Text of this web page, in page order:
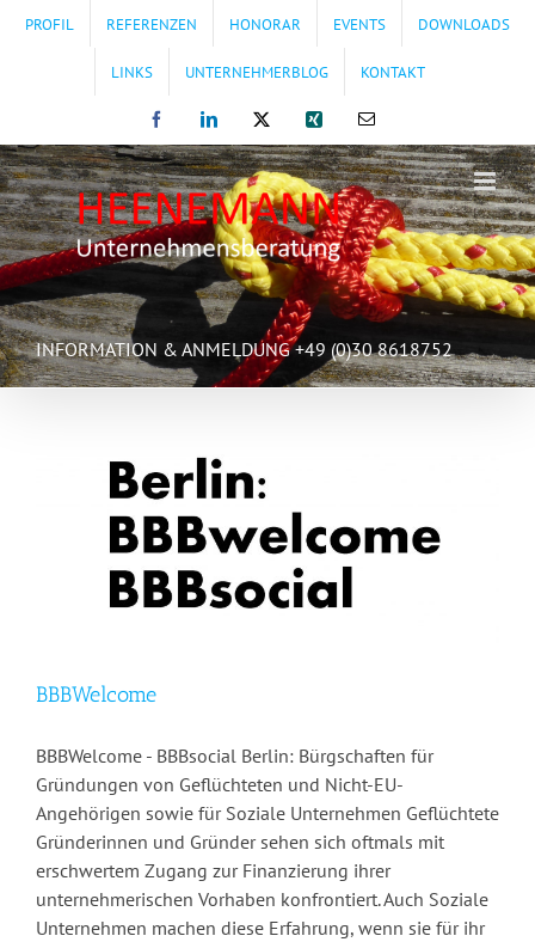
ZumPROFIL REFERENZEN HONORAR EVENTS DOWNLOADS
LINKS UNTERNEHMERBLOG KONTAKT
FacebookLinkedIn Xing
E-
INFORMATION & ANMELDUNG +49 (0)30 8618752
BBBWelcome
BBBWelcome - BBBsocial Berlin: Bürgschaften für
Gründungen von Geflüchteten und Nicht-EU-
Angehörigen sowie für Soziale Unternehmen Geflüchtete
Gründerinnen und Gründer sehen sich oftmals mit
erschwertem Zugang zur Finanzierung ihrer
unternehmerischen Vorhaben konfrontiert. Auch Soziale
Unternehmen machen diese Erfahrung, wenn sie für ihr